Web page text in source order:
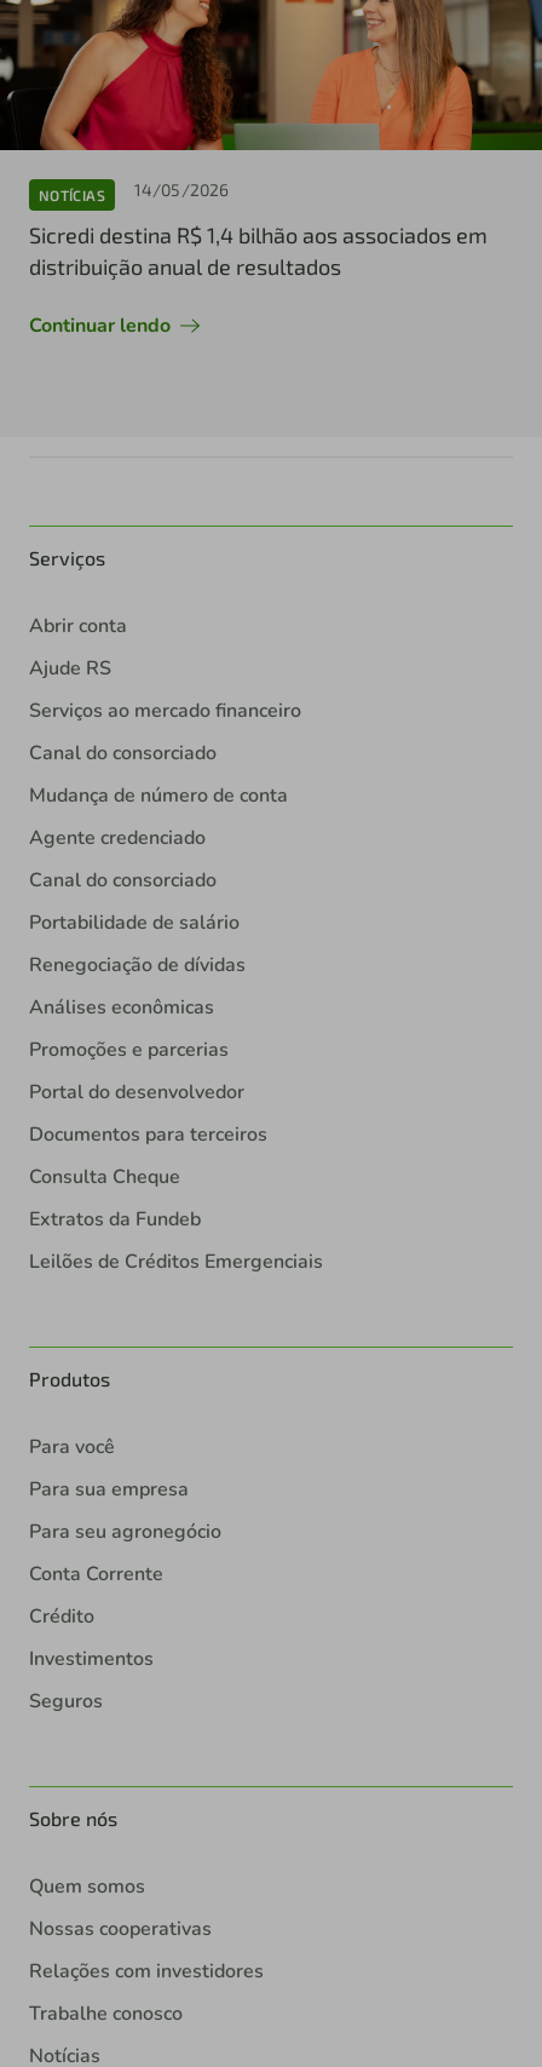
NOTÍCIAS 14/05/2026
Sicredi destina R$ 1,4 bilhão aos associados em
distribuição anual de resultados
Continuar lendo
Serviços
Abrir conta
Ajude RS
Serviços ao mercado financeiro
Canal do consorciado
Mudança de número de conta
Agente credenciado
Canal do consorciado
Portabilidade de salário
Renegociação de dívidas
Análises econômicas
Promoções e parcerias
Portal do desenvolvedor
Documentos para terceiros
Consulta Cheque
Extratos da Fundeb
Leilões de Créditos Emergenciais
Produtos
Para você
Para sua empresa
Para seu agronegócio
Conta Corrente
Crédito
Investimentos
Seguros
Sobre nós
Quem somos
Nossas cooperativas
Relações com investidores
Trabalhe conosco
Notícias